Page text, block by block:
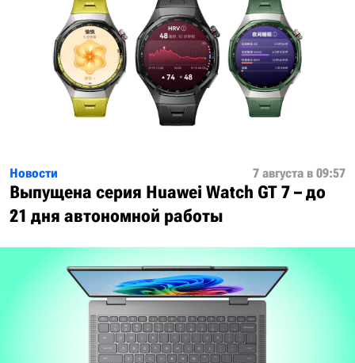
Новости 7 августа в 09:57
Выпущена серия Huawei Watch GT 7 – до
21 дня автономной работы